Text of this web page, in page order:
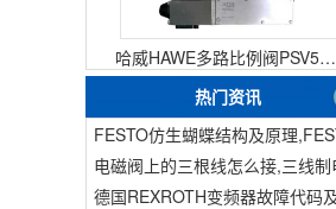
哈威HAWE多路比例阀PSV51-3
热门资讯